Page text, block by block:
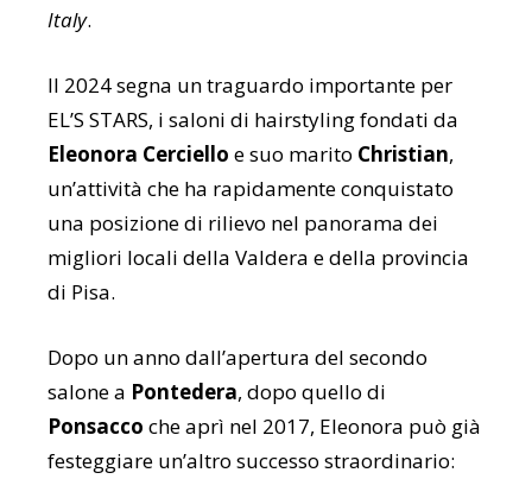
Italy.
Il 2024 segna un traguardo importante per
EL’S STARS, i saloni di hairstyling fondati da
Eleonora Cerciello e suo marito Christian,
un’attività che ha rapidamente conquistato
una posizione di rilievo nel panorama dei
migliori locali della Valdera e della provincia
di Pisa.
Dopo un anno dall’apertura del secondo
salone a Pontedera, dopo quello di
Ponsacco che aprì nel 2017, Eleonora può già
festeggiare un’altro successo straordinario: